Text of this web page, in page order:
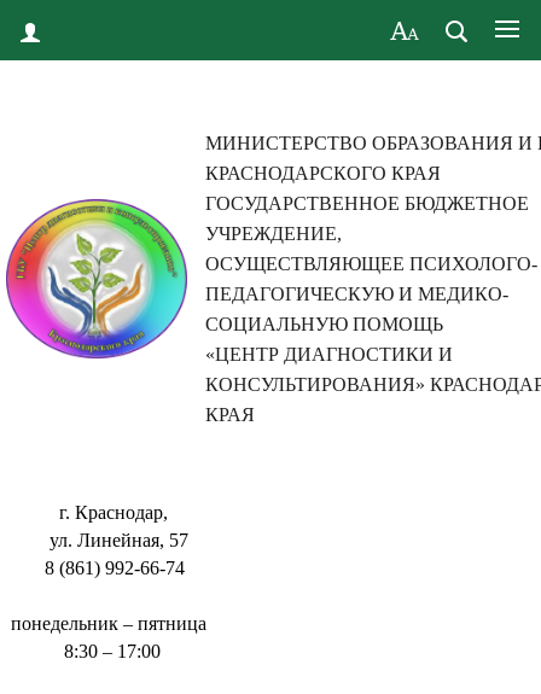
МИНИСТЕРСТВО ОБРАЗОВАНИЯ И
КРАСНОДАРСКОГО КРАЯ
ГОСУДАРСТВЕННОЕ БЮДЖЕТНОЕ
УЧРЕЖДЕНИЕ,
ОСУЩЕСТВЛЯЮЩЕЕ ПСИХОЛОГО-
ПЕДАГОГИЧЕСКУЮ И МЕДИКО-
СОЦИАЛЬНУЮ ПОМОЩЬ
«ЦЕНТР ДИАГНОСТИКИ И
КОНСУЛЬТИРОВАНИЯ»
КРАЯ
г. Краснодар,
ул. Линейная, 57
8 (861) 992-66-74
понедельник – пятница
8:30 – 17:00